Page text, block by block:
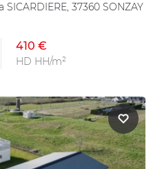
SICARDIERE, 37360 SONZAY
410 €
HD HH/m²